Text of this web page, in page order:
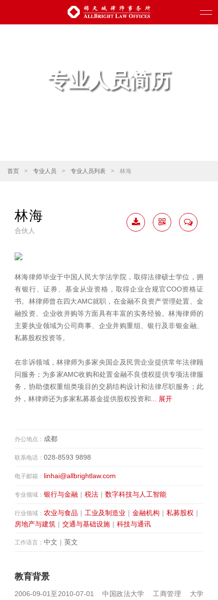
专业人员简历
首页 > 专业人员 > 专业人员列表 > 林海
林海
合伙人
林海律师毕业于中国人民大学法学院，取得法律硕士学位，拥
有银行、证券、基金从业资格，取得企业合规官COO资格证
书。林律师曾在四大AMC就职，在金融不良资产管理处置、金
融投资、企业收并购等方面具有丰富的实务经验。林海律师的
主要执业领域为公司商事、企业并购重组、银行及非银金融、
私募股权投资等。
在非诉领域，林律师为多家央国企及民营企业提供常年法律顾
问服务；为多家AMC收购和处置金融不良债权提供专项法律服
务，协助债权重组类项目的交易结构设计和法律尽职服务；此
外，林律师还为多家私募基金提供股权投资和 ... 展开
办公地点： 成都
联系电话： 028-8593 9898
电子邮箱： linhai@allbrightlaw.com
专业领域： 银行与金融 | 税法 | 数字科技与人工智能
行业领域： 农业与食品 | 工业及制造业 | 金融机构 | 私募股权 |
房地产与建筑 | 交通与基础设施 | 科技与通讯
工作语言： 中文 | 英文
教育背景
2006-09-01至2010-07-01 中国政法大学 工商管理 大学